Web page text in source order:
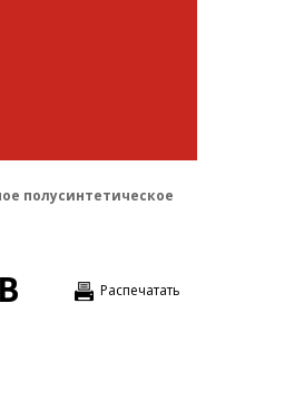
полусинтетическое
Распечатать